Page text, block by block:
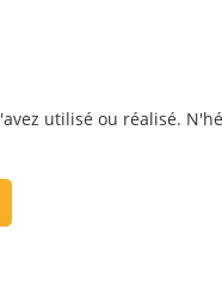
utilisé ou réalisé.